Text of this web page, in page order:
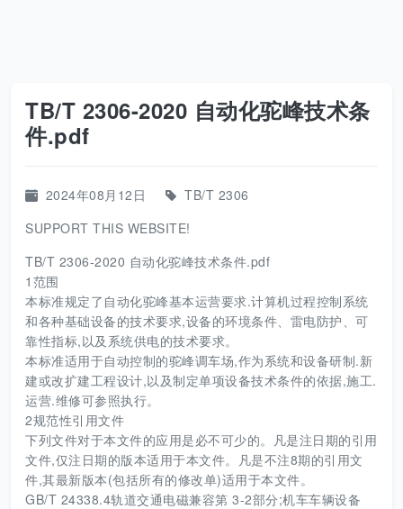
TB/T 2306-2020 自动化驼峰技术条
件.pdf
2024年08月12日
TB/T 2306
SUPPORT THIS WEBSITE!
TB/T 2306-2020 自动化驼峰技术条件.pdf
1范围
本标准规定了自动化驼峰基本运营要求.计算机过程控制系统
和各种基础设备的技术要求,设备的环境条件、雷电防护、可
靠性指标,以及系统供电的技术要求。
本标准适用于自动控制的驼峰调车场,作为系统和设备研制.新
建或改扩建工程设计,以及制定单项设备技术条件的依据,施工.
运营.维修可参照执行。
2规范性引用文件
下列文件对于本文件的应用是必不可少的。凡是注日期的引用
文件,仅注日期的版本适用于本文件。凡是不注8期的引用文
件,其最新版本(包括所有的修改单)适用于本文件。
GB/T 24338.4轨道交通电磁兼容第 3-2部分;机车车辆设备